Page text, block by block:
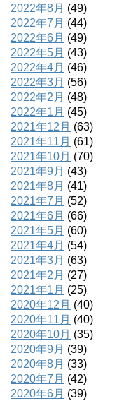
2022年8月 (49)
2022年7月 (44)
2022年6月 (49)
2022年5月 (43)
2022年4月 (46)
2022年3月 (56)
2022年2月 (48)
2022年1月 (45)
2021年12月 (63)
2021年11月 (61)
2021年10月 (70)
2021年9月 (43)
2021年8月 (41)
2021年7月 (52)
2021年6月 (66)
2021年5月 (60)
2021年4月 (54)
2021年3月 (63)
2021年2月 (27)
2021年1月 (25)
2020年12月 (40)
2020年11月 (40)
2020年10月 (35)
2020年9月 (39)
2020年8月 (33)
2020年7月 (42)
2020年6月 (39)